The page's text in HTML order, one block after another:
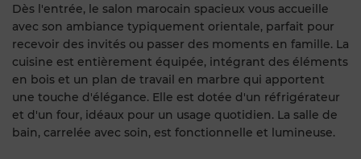
Dès l'entrée, le salon marocain spacieux vous accueille
avec son ambiance typiquement orientale, parfait pour
recevoir des invités ou passer des moments en famille. La
cuisine est entièrement équipée, intégrant des éléments
en bois et un plan de travail en marbre qui apportent
une touche d'élégance. Elle est dotée d'un réfrigérateur
et d'un four, idéaux pour un usage quotidien. La salle de
bain, carrelée avec soin, est fonctionnelle et lumineuse.